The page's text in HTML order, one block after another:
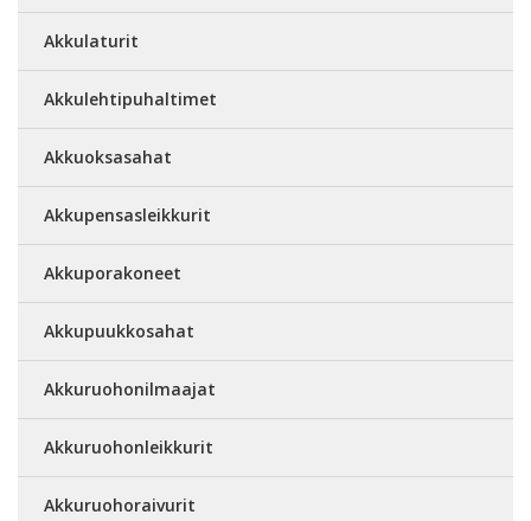
Akkulaturit
Akkulehtipuhaltimet
Akkuoksasahat
Akkupensasleikkurit
Akkuporakoneet
Akkupuukkosahat
Akkuruohonilmaajat
Akkuruohonleikkurit
Akkuruohoraivurit